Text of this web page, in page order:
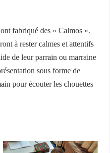
fabriqué des « Calmos ».
à rester calmes et attentifs
de leur parrain ou marraine
sous forme de
pour écouter les chouettes